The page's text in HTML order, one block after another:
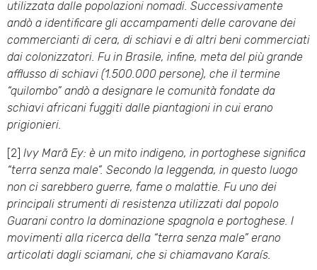
utilizzata dalle popolazioni nomadi. Successivamente
andò a identificare gli accampamenti delle carovane dei
commercianti di cera, di schiavi e di altri beni commerciati
dai colonizzatori. Fu in Brasile, infine, meta del più grande
afflusso di schiavi (1.500.000 persone), che il termine
“quilombo” andò a designare le comunità fondate da
schiavi africani fuggiti dalle piantagioni in cui erano
prigionieri.
[2] Ivy Marã Ey: è un mito indigeno, in portoghese significa
“terra senza male”. Secondo la leggenda, in questo luogo
non ci sarebbero guerre, fame o malattie. Fu uno dei
principali strumenti di resistenza utilizzati dal popolo
Guarani contro la dominazione spagnola e portoghese. I
movimenti alla ricerca della “terra senza male” erano
articolati dagli sciamani, che si chiamavano Karaís.